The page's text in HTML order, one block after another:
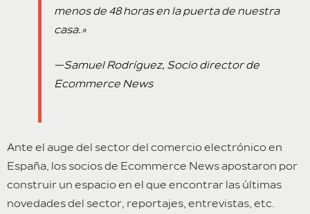
menos de 48 horas en la puerta de nuestra
casa.»
—Samuel Rodríguez, Socio director de
Ecommerce News
Ante el auge del sector del comercio electrónico en
España, los socios de Ecommerce News apostaron por
construir un espacio en el que encontrar las últimas
novedades del sector, reportajes, entrevistas, etc.